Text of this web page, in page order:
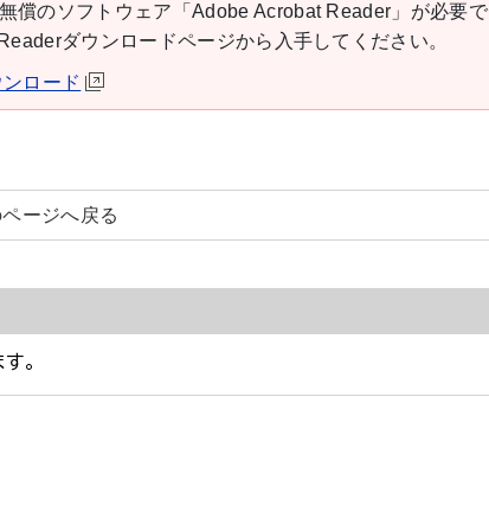
償のソフトウェア「Adobe Acrobat Reader」が必要で
ダウンロードページから入手してください。
ロード
ージへ戻る